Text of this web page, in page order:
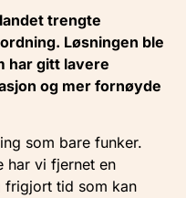
trengte
Løsningen ble
har gitt lavere
og mer fornøyde
som bare funker.
har vi fjernet en
frigjort tid som kan